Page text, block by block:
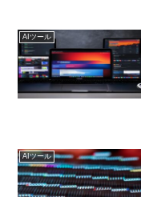
AIツール
AIツール